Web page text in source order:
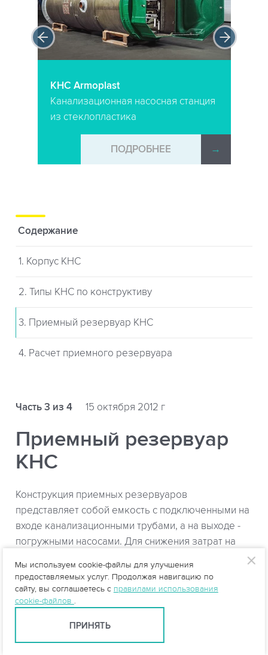
КНС Armoplast
Канализационная насосная станция
из стеклопластика
ПОДРОБНЕЕ →
Содержание
1. Корпус КНС
2. Типы КНС по конструктиву
3. Приемный резервуар КНС
4. Расчет приемного резервуара
Часть 3 из 4 15 октября 2012 г
Приемный резервуар
КНС
Конструкция приемных резервуаров
представляет собой емкость с подключенными на
входе канализационными трубами, а на выходе -
погружными насосами. Для снижения затрат на
строительство приемные резервуары размещают
в едином корпусе канализационной насосной
станции.
Мы используем cookie-файлы для улучшения
предоставляемых услуг. Продолжая навигацию по
сайту, вы соглашаетесь с правилами использования
cookie-файлов .
ПРИНЯТЬ